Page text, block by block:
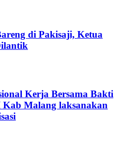
di Pakisaji, Ketua
Kerja Bersama Bakti
Malang laksanakan